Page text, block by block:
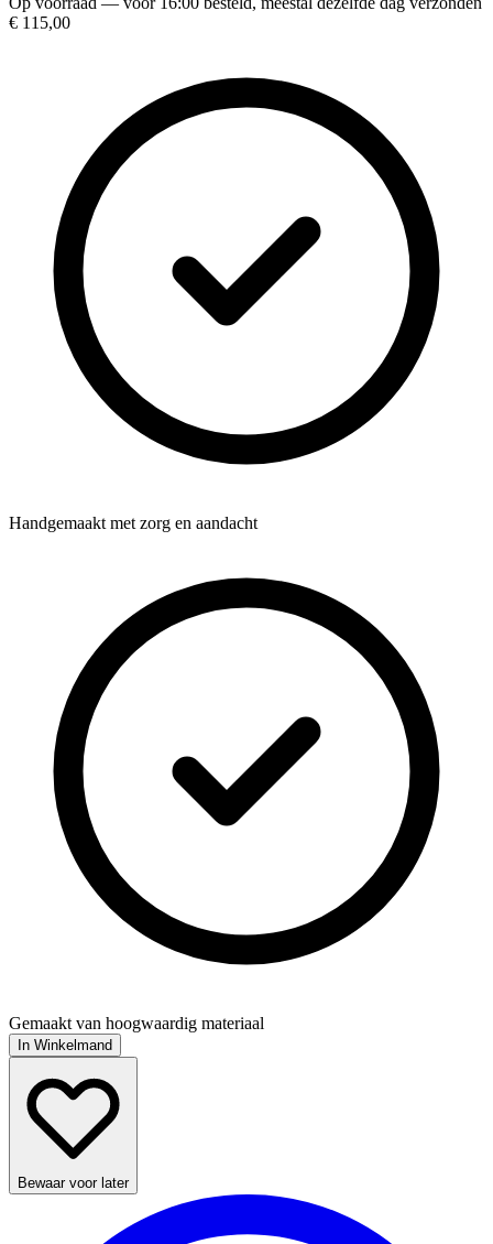
€ 115,00
Handgemaakt met zorg en aandacht
Gemaakt van hoogwaardig materiaal
In Winkelmand
Bewaar voor later